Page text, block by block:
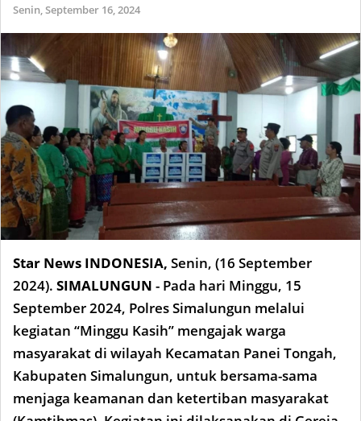
Senin,September 16, 2024
Star News INDONESIA, Senin, (16 September
2024). SIMALUNGUN - Pada hari Minggu, 15
September 2024, Polres Simalungun melalui
kegiatan “Minggu Kasih” mengajak warga
masyarakat di wilayah Kecamatan Panei Tongah,
Kabupaten Simalungun, untuk bersama-sama
menjaga keamanan dan ketertiban masyarakat